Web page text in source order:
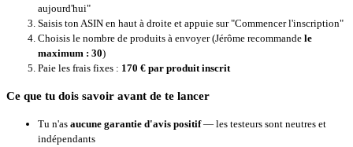
aujourd'hui"
Saisis ton ASIN en haut à droite et appuie sur "Commencer l'inscription"
Choisis le nombre de produits à envoyer (Jérôme recommande le
maximum : 30)
Paie les frais fixes : 170 € par produit inscrit
Ce que tu dois savoir avant de te lancer
Tu n'as aucune garantie d'avis positif— les testeurs sont neutres et
indépendants